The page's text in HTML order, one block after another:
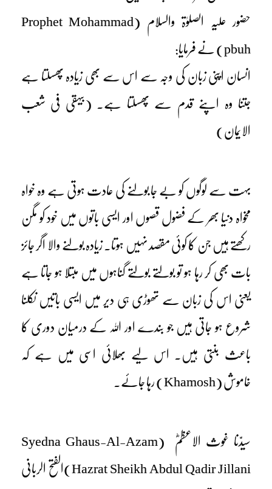
حضور علیہ الصلوٰۃ والسلام (Prophet Mohammad
pbuh) نے فرمایا:
انسان اپنی زبان کی وجہ سے اس سے بھی زیادہ پھسلتا ہے
جتنا وہ اپنے قدم سے پھسلتا ہے۔ (بیہقی فی شعب
الایمان)
بہت سے لوگوں کو بے جا بولنے کی عادت ہوتی ہے وہ خواہ
مخواہ دنیا بھر کے فضول قصوں اور ایسی باتوں میں خود کو مگن
رکھتے ہیں جن کا کوئی مقصد نہیں ہوتا۔ زیادہ بولنے والا اگر جائز
بات بھی کر رہا ہو تو بولتے بولتے گناہوں میں مبتلا ہو جاتا ہے
یعنی اس کی زبان سے تھوڑی ہی دیر میں ایسی باتیں نکلنا
شروع ہو جاتی ہیں جو بندے اور اللہ کے درمیان دوری کا
باعث بنتی ہیں۔ اس لیے بھلائی اسی میں ہے کہ
خاموش (Khamosh) رہا جائے۔
سیدّنا غوث الاعظمؓ (Syedna Ghaus-Al-Azam
Hazrat Sheikh Abdul Qadir Jillani)الفتح الربانی